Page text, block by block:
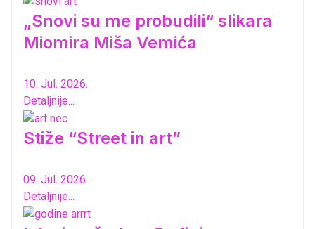
„Snovi su me probudili“ slikara
Miomira Miša Vemića
10. Jul. 2026.
Detaljnije...
Stiže “Street in art”
09. Jul. 2026.
Detaljnije...